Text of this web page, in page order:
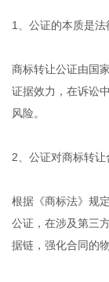
1、公证的本质是法
商标转让公证由国
证据效力，在诉讼
风险。
2、公证对商标转
根据《商标法》规
公证，在涉及第三
据链，强化合同的